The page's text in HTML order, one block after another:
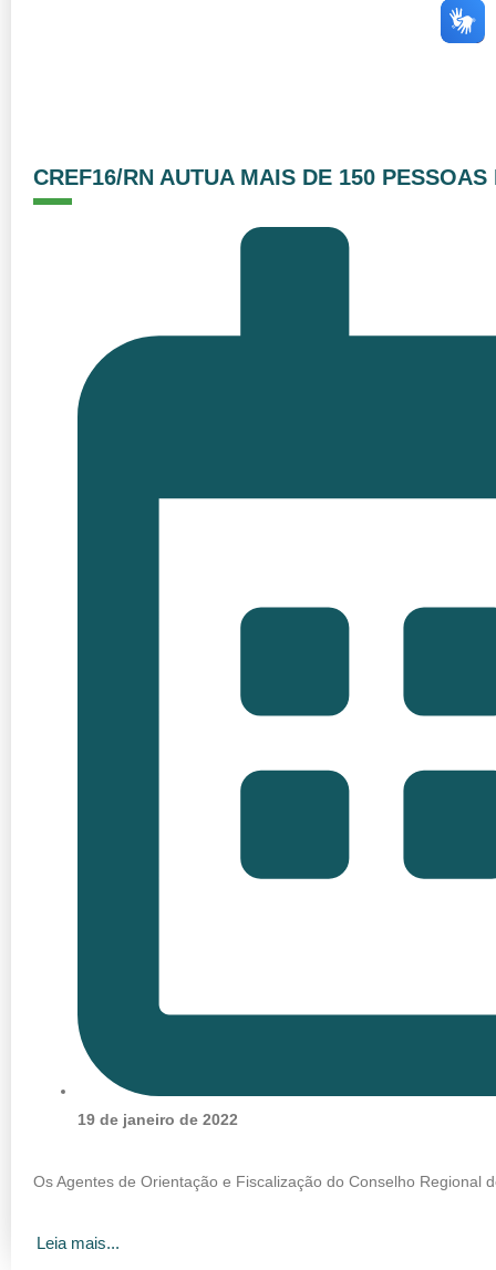
CREF16/RN AUTUA MAIS DE 150
19 de janeiro de 2022
Os Agentes de Orientação e Fiscalização do Conselho Regional
Leia mais...